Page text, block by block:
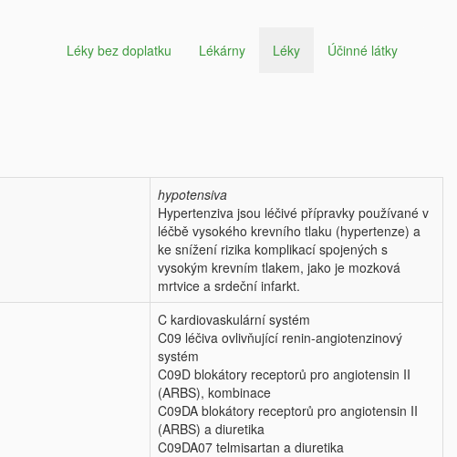
Léky bez doplatku Lékárny Léky Účinné látky
hypotensiva
Hypertenziva jsou léčivé přípravky používané v
léčbě vysokého krevního tlaku (hypertenze) a
ke snížení rizika komplikací spojených s
vysokým krevním tlakem, jako je mozková
mrtvice a srdeční infarkt.
C kardiovaskulární systém
C09 léčiva ovlivňující renin-angiotenzinový
systém
C09D blokátory receptorů pro angiotensin II
(ARBS), kombinace
C09DA blokátory receptorů pro angiotensin II
(ARBS) a diuretika
C09DA07 telmisartan a diuretika